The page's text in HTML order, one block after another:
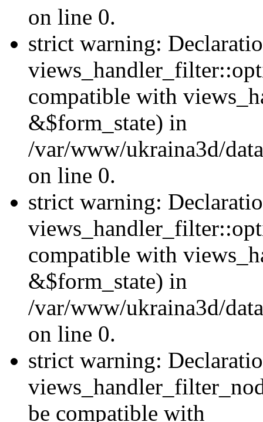
on line 0.
strict warning:
compatible with
&$form_state) in
/var/www/ukraina3d/
on line 0.
strict warning:
compatible with
&$form_state) in
/var/www/ukraina3d/
on line 0.
strict warning:
be compatible with